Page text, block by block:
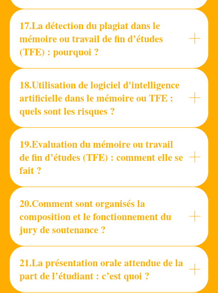
17.La détection du plagiat dans le
mémoire ou travail de fin d’études
(TFE) : pourquoi ?
18.Utilisation de logiciel d'intelligence
artificielle dans le mémoire ou TFE :
quels sont les risques ?
19.Evaluation du mémoire ou travail
de fin d’études (TFE) : comment elle se
fait ?
20.Comment sont organisés la
composition et le fonctionnement du
jury de soutenance ?
21.La présentation orale attendue de la
part de l’étudiant : c’est quoi ?